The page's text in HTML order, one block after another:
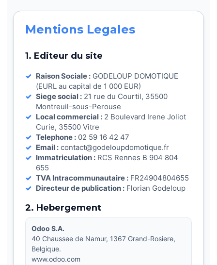
Mentions Legales
1. Editeur du site
Raison Sociale : GODELOUP DOMOTIQUE
(EURL au capital de 1 000 EUR)
Siege social : 21 rue du Courtil, 35500
Montreuil-sous-Perouse
Local commercial : 2 Boulevard Irene Joliot
Curie, 35500 Vitre
Telephone : 02 59 16 42 47
Email : contact@godeloupdomotique.fr
Immatriculation : RCS Rennes B 904 804
655
TVA Intracommunautaire : FR24904804655
Directeur de publication : Florian Godeloup
2. Hebergement
Odoo S.A.
40 Chaussee de Namur, 1367 Grand-Rosiere,
Belgique.
www.odoo.com